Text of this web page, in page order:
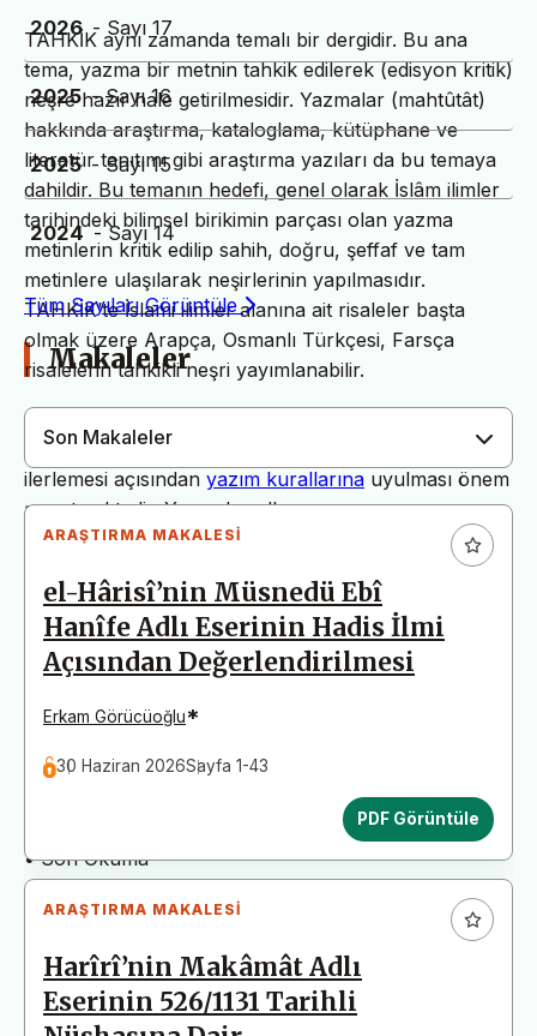
TAHKİK aynı zamanda temalı bir dergidir. Bu ana
tema, yazma bir metnin tahkik edilerek (edisyon kritik)
neşre hazır hale getirilmesidir. Yazmalar (mahtûtât)
hakkında araştırma, kataloglama, kütüphane ve
literatür tanıtımı gibi araştırma yazıları da bu temaya
dahildir. Bu temanın hedefi, genel olarak İslâm ilimler
tarihindeki bilimsel birikimin parçası olan yazma
metinlerin kritik edilip sahih, doğru, şeffaf ve tam
metinlere ulaşılarak neşirlerinin yapılmasıdır.
TAHKİK’te İslami ilimler alanına ait risaleler başta
olmak üzere Arapça, Osmanlı Türkçesi, Farsça
risalelerin tahkikli neşri yayımlanabilir.
Dergimiz yayın süreçlerinin daha hızlı ve sağlıklı
ilerlemesi açısından yazım kurallarına uyulması önem
arz etmektedir. Yazım kurallarına uymayan
başvurular değerlendirme aşamasına alınmadan iade
edilecektir. Bu nedenle çalışmalarınızı yüklemeden
önce çalışmanızın yazım kurallarına uygun olarak
düzenlendiğinden emin olunuz.
Yayın İnceleme Süreci (Yaklaşık 130 Gün)
• Editör İncelemesi
• Şekilsel ve Etik Ön İnceleme
• Son Okuma
2026 - Sayı 17
2025 - Sayı 16
2025 - Sayı 15
2024 - Sayı 14
Tüm Sayıları Görüntüle
Makaleler
Son Makaleler
ARAŞTIRMA MAKALESI
el-Hârisî’nin Müsnedü Ebî
Hanîfe Adlı Eserinin Hadis İlmi
Açısından Değerlendirilmesi
Erkam Görücüoğlu*
30 Haziran 2026Sayfa 1-43
PDF Görüntüle
ARAŞTIRMA MAKALESI
Harîrî’nin Makâmât Adlı
Eserinin 526/1131 Tarihli